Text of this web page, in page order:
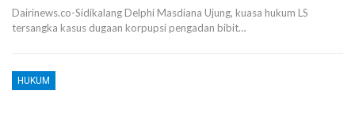
Dairinews.co-Sidikalang Delphi Masdiana Ujung, kuasa hukum LS
tersangka kasus dugaan korpupsi pengadan bibit…
HUKUM